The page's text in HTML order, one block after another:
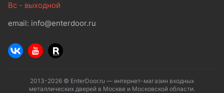
Вс - выходной
email: info@enterdoor.ru
2013-2026 © EnterDoor.ru — интернет-магазин входных
металлических дверей в Москве и Московской области.